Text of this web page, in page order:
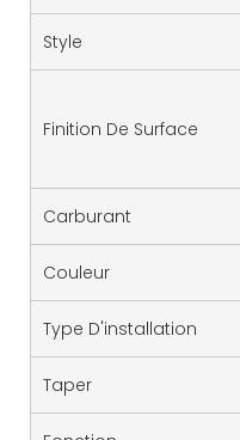
Style
Finition De Surface
Carburant
Couleur
Type D'installation
Taper